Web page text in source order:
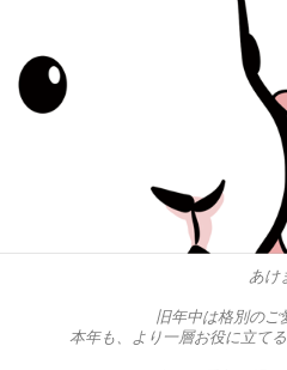
あけ
旧年中は格別のご
本年も、より一層お役に立て